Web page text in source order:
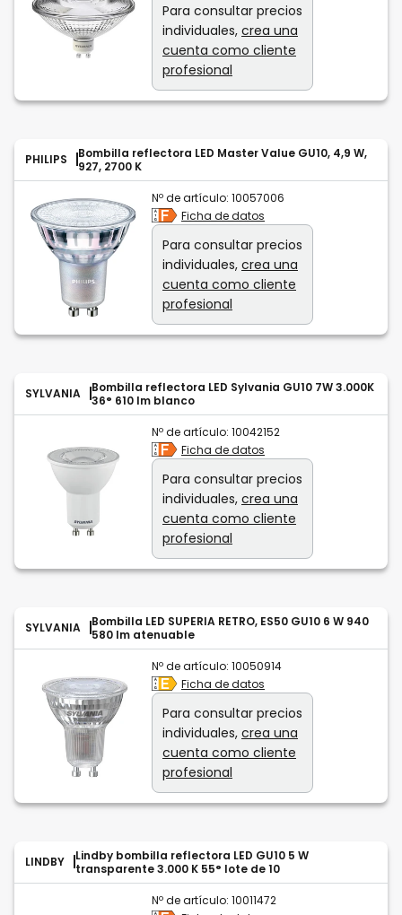
Para consultar precios
individuales, crea una
cuenta como cliente
profesional
PHILIPS
Bombilla reflectora LED Master Value GU10, 4,9 W,
927, 2700 K
Nº de artículo: 10057006
Ficha de datos
Para consultar precios
individuales, crea una
cuenta como cliente
profesional
SYLVANIA
Bombilla reflectora LED Sylvania GU10 7W 3.000K
36° 610 lm blanco
Nº de artículo: 10042152
Ficha de datos
Para consultar precios
individuales, crea una
cuenta como cliente
profesional
SYLVANIA
Bombilla LED SUPERIA RETRO, ES50 GU10 6 W 940
580 lm atenuable
Nº de artículo: 10050914
Ficha de datos
Para consultar precios
individuales, crea una
cuenta como cliente
profesional
LINDBY
Lindby bombilla reflectora LED GU10 5 W
transparente 3.000 K 55° lote de 10
Nº de artículo: 10011472